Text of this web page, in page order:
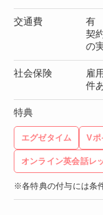
交通費
有
契
の
社会保険
雇
件
特典
エグゼタイム Vポ
オンライン英会話レ
※各特典の付与には条